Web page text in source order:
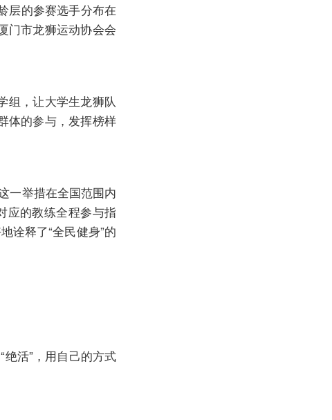
层的参赛选手分布在
门市龙狮运动协会会
组，让大学生龙狮队
体的参与，发挥榜样
一举措在全国范围内
应的教练全程参与指
诠释了“全民健身”的
活”，用自己的方式